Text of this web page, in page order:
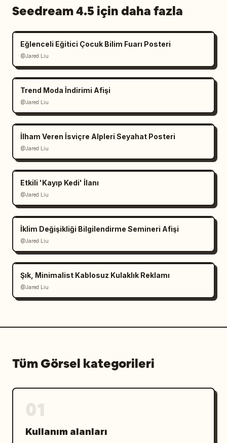
Seedream 4.5 için daha fazla
Eğlenceli Eğitici Çocuk Bilim Fuarı Posteri
@Jared Liu
Trend Moda İndirimi Afişi
@Jared Liu
İlham Veren İsviçre Alpleri Seyahat Posteri
@Jared Liu
Etkili 'Kayıp Kedi' İlanı
@Jared Liu
İklim Değişikliği Bilgilendirme Semineri Afişi
@Jared Liu
Şık, Minimalist Kablosuz Kulaklık Reklamı
@Jared Liu
Tüm Görsel kategorileri
Kullanım alanları